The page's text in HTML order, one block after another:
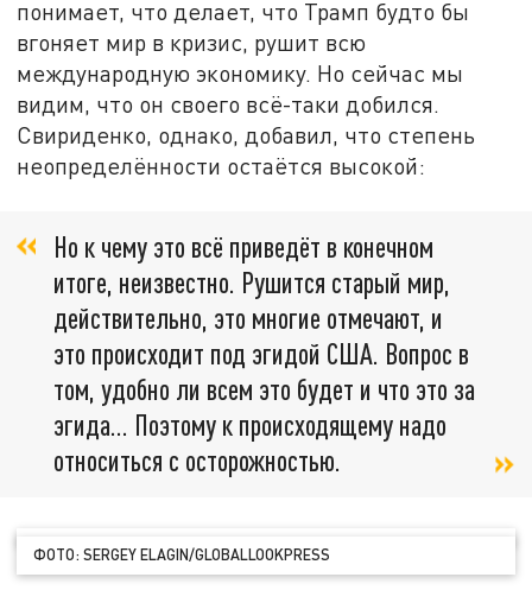
понимает, что делает, что Трамп будто бы
вгоняет мир в кризис, рушит всю
международную экономику. Но сейчас мы
видим, что он своего всё-таки добился.
Свириденко, однако, добавил, что степень
неопределённости остаётся высокой:
Но к чему это всё приведёт в конечном
итоге, неизвестно. Рушится старый мир,
действительно, это многие отмечают, и
это происходит под эгидой США. Вопрос в
том, удобно ли всем это будет и что это за
эгида… Поэтому к происходящему надо
относиться с осторожностью.
ФОТО: SERGEY ELAGIN/GLOBALLOOKPRESS